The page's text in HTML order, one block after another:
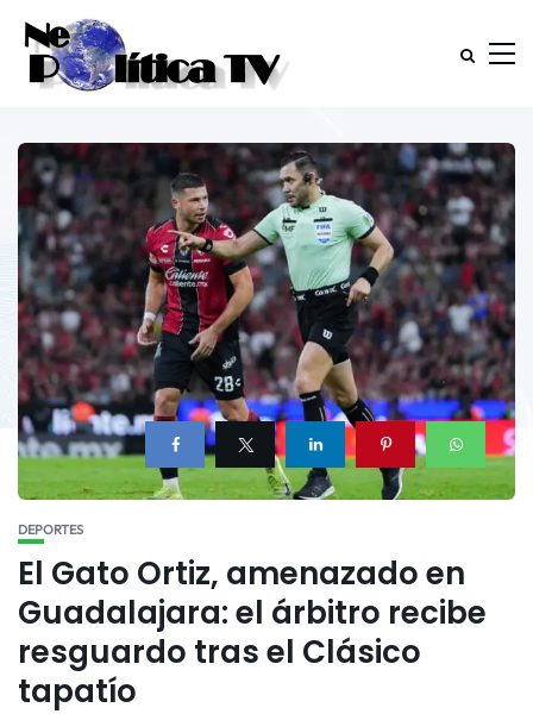
DEPORTES
El Gato Ortiz, amenazado en
Guadalajara: el árbitro recibe
resguardo tras el Clásico
tapatío